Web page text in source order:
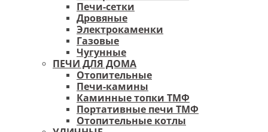
Печи-сетки
Дровяные
Электрокаменки
Газовые
Чугунные
ПЕЧИ ДЛЯ ДОМА
Отопительные
Печи-камины
Каминные топки ТМФ
Портативные печи ТМФ
Отопительные котлы